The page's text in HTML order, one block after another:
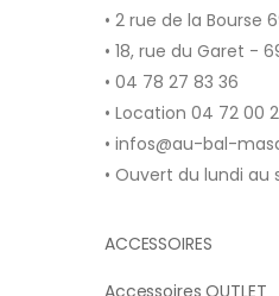
• 2 rue de la Bourse
• 18, rue du Garet -
• 04 78 27 83 36
• Location 04 72 00
• infos@au-bal-
• Ouvert du lundi au
ACCESSOIRES
Accessoires OUTLET